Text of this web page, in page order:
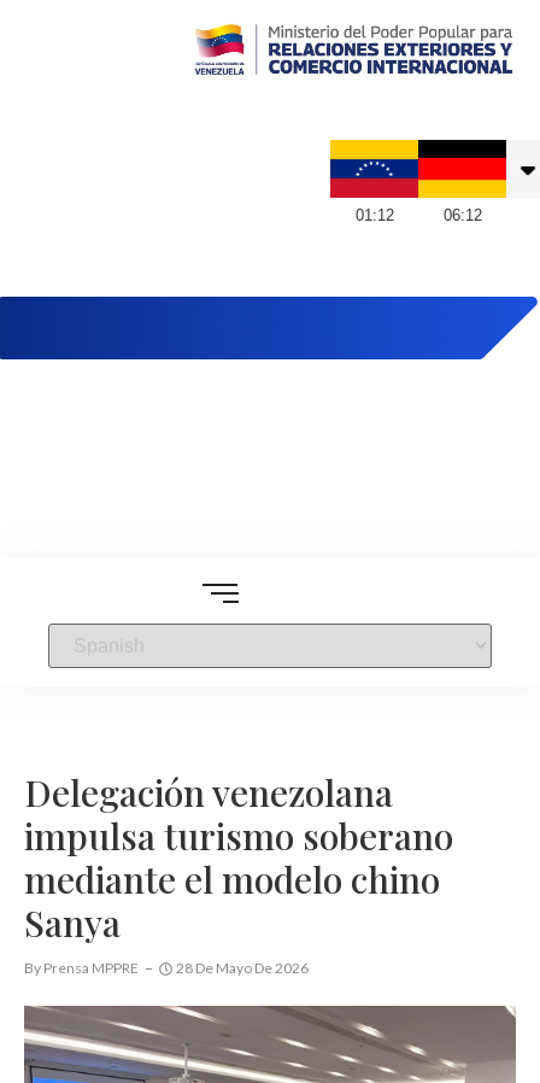
01 :12 06:12
Delegación venezolana
impulsa turismo soberano
mediante el modelo chino
Sanya
By Prensa MPPRE 28 De Mayo De 2026